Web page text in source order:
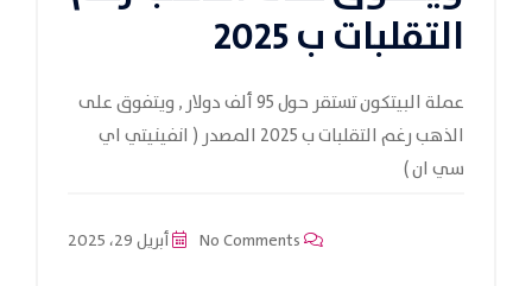
التقلبات ب 2025
عملة البيتكون تستقر حول 95 ألف دولار , ويتفوق على
الذهب رغم التقلبات ب 2025 المصدر ( انفينيتي اي
سي ان )
أبريل 29، 2025